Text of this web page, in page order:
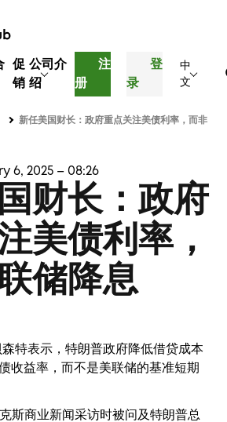
促
销
公司介
绍
注
册
登
录
中
文
新任美国财长：政府重点关注美债利率，而非
6, 2025 – 08:26
财长：政府
美债利率，
储降息
森特表示，特朗普政府降低借贷成本
收益率，而不是美联储的基准短期
斯商业新闻采访时被问及特朗普总